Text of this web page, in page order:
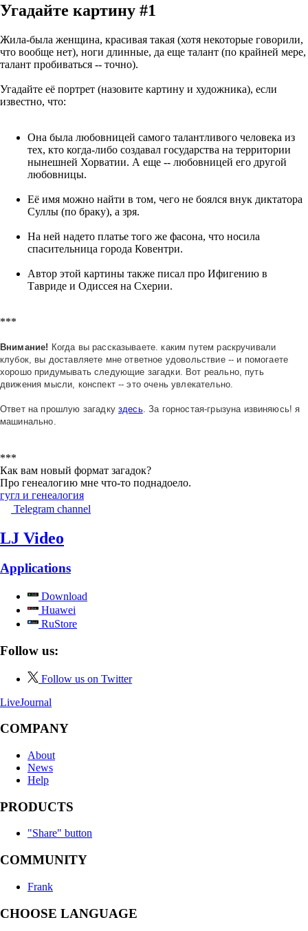
Угадайте картину #1
Жила-была женщина, красивая такая (хотя некоторые говорили,
что вообще нет), ноги длинные, да еще талант (по крайней мере,
талант пробиваться -- точно).
Угадайте её портрет (назовите картину и художника), если
известно, что:
Она была любовницей самого талантливого человека из
тех, кто когда-либо создавал государства на территории
нынешней Хорватии. А еще -- любовницей его другой
любовницы.
Её имя можно найти в том, чего не боялся внук диктатора
Суллы (по браку), а зря.
На ней надето платье того же фасона, что носила
спасительница города Ковентри.
Автор этой картины также писал про Ифигению в
Тавриде и Одиссея на Схерии.
***
Внимание! Когда вы рассказываете. каким путем раскручивали
клубок, вы доставляете мне ответное удовольствие -- и помогаете
хорошо придумывать следующие загадки. Вот реально, путь
движения мысли, конспект -- это очень увлекательно.
Ответ на прошлую загадкуздесь. За горностая-грызуна извиняюсь! я
машинально.
***
Как вам новый формат загадок?
Про генеалогию мне что-то поднадоело.
гугл и генеалогия
Telegram channel
LJ Video
Applications
Download
Huawei
RuStore
Follow us:
Follow us on Twitter
LiveJournal
COMPANY
About
News
Help
PRODUCTS
"Share" button
COMMUNITY
Frank
CHOOSE LANGUAGE